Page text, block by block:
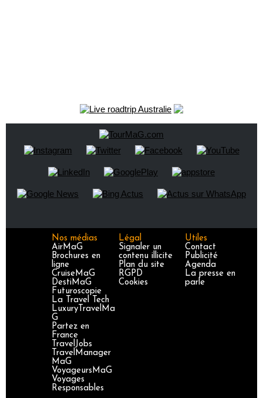
Nos médias
AirMaG
Brochures en
ligne
CruiseMaG
DestiMaG
Futuroscopie
La Travel Tech
LuxuryTravelMa
G
Partez en
France
TravelJobs
TravelManager
MaG
VoyageursMaG
Voyages
Responsables
Légal
Signaler un
contenu illicite
Plan du site
RGPD
Cookies
Utiles
Contact
Publicité
Agenda
La presse en
parle